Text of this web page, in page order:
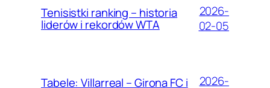
Tenisistki ranking – historia
liderów i rekordów WTA
2026-
02-05
Tabele: Villarreal – Girona FC i
2026-